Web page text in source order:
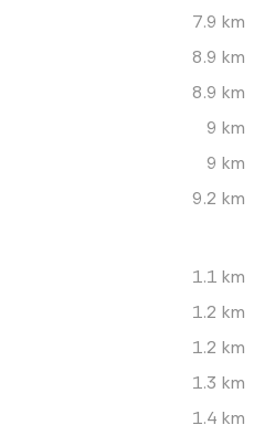
7.9 km
8.9 km
8.9 km
9 km
9 km
9.2 km
1.1 km
1.2 km
1.2 km
1.3 km
1.4 km